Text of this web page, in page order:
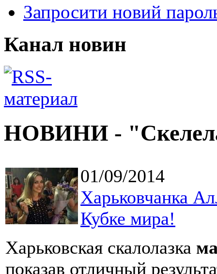
Запросити новий
Канал новин
НОВИНИ -
01/09/2014
Харьковчанка
Кубке мира!
Харьковская скалолазка
показав отличный